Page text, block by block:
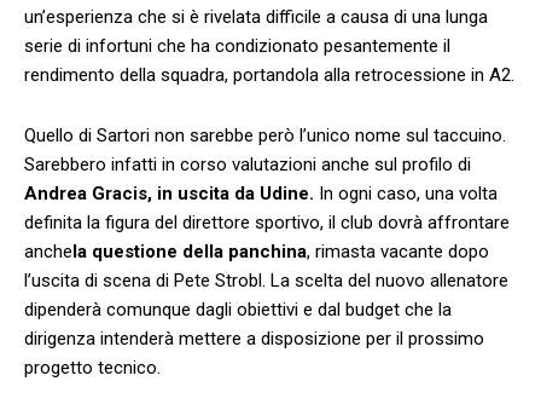
un’esperienza che si è rivelata difficile a causa di una lunga
serie di infortuni che ha condizionato pesantemente il
rendimento della squadra, portandola alla retrocessione in A2.
Quello di Sartori non sarebbe però l’unico nome sul taccuino.
Sarebbero infatti in corso valutazioni anche sul profilo di
Andrea Gracis, in uscita da Udine. In ogni caso, una volta
definita la figura del direttore sportivo, il club dovrà affrontare
anchela questione della panchina, rimasta vacante dopo
l’uscita di scena di Pete Strobl. La scelta del nuovo allenatore
dipenderà comunque dagli obiettivi e dal budget che la
dirigenza intenderà mettere a disposizione per il prossimo
progetto tecnico.